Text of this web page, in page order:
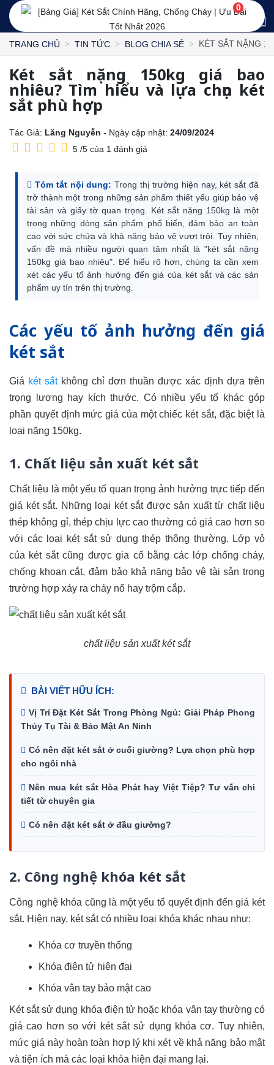
0
TRANG CHỦ TIN TỨC BLOG CHIA SẺ KÉT SẮT NẶNG
Két sắt nặng 150kg giá bao
nhiêu? Tìm hiểu và lựa chọn két
sắt phù hợp
Tác Giả: Lăng Nguyễn - Ngày cập nhật: 24/09/2024
5 /5 của 1 đánh giá
Tóm tắt nội dung: Trong thị trường hiện nay, két sắt đã
trở thành một trong những sản phẩm thiết yếu giúp bảo vệ
tài sản và giấy tờ quan trọng. Két sắt nặng 150kg là một
trong những dòng sản phẩm phổ biến, đảm bảo an toàn
cao với sức chứa và khả năng bảo vệ vượt trội. Tuy nhiên,
vấn đề mà nhiều người quan tâm nhất là "két sắt nặng
150kg giá bao nhiêu". Để hiểu rõ hơn, chúng ta cần xem
xét các yếu tố ảnh hưởng đến giá của két sắt và các sản
phẩm uy tín trên thị trường.
Các yếu tố ảnh hưởng đến giá
két sắt
Giá két sắtkhông chỉ đơn thuần được xác định dựa trên
trọng lượng hay kích thước. Có nhiều yếu tố khác góp
phần quyết định mức giá của một chiếc két sắt, đặc biệt là
loại nặng 150kg.
1. Chất liệu sản xuất két sắt
Chất liệu là một yếu tố quan trọng ảnh hưởng trực tiếp đến
giá két sắt. Những loại két sắt được sản xuất từ chất liệu
thép không gỉ, thép chịu lực cao thường có giá cao hơn so
với các loại két sắt sử dụng thép thông thường. Lớp vỏ
của két sắt cũng được gia cố bằng các lớp chống cháy,
chống khoan cắt, đảm bảo khả năng bảo vệ tài sản trong
trường hợp xảy ra cháy nổ hay trộm cắp.
chất liệu sản xuất két sắt
BÀI VIẾT HỮU ÍCH:
Vị Trí Đặt Két Sắt Trong Phòng Ngủ: Giải Pháp Phong
Thủy Tụ Tài & Bảo Mật An Ninh
Có nên đặt két sắt ở cuối giường? Lựa chọn phù hợp
cho ngôi nhà
Nên mua két sắt Hòa Phát hay Việt Tiệp? Tư vấn chi
tiết từ chuyên gia
Có nên đặt két sắt ở đầu giường?
2. Công nghệ khóa két sắt
Công nghệ khóa cũng là một yếu tố quyết định đến giá két
sắt. Hiện nay, két sắt có nhiều loại khóa khác nhau như:
Khóa cơ truyền thống
Khóa điện tử hiện đại
Khóa vân tay bảo mật cao
Két sắt sử dụng khóa điện tử hoặc khóa vân tay thường có
giá cao hơn so với két sắt sử dụng khóa cơ. Tuy nhiên,
mức giá này hoàn toàn hợp lý khi xét về khả năng bảo mật
và tiện ích mà các loại khóa hiện đại mang lại.